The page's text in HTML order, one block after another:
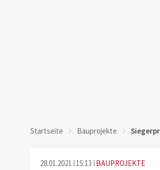
Startseite Bauprojekte
28.01.2021 15:13 BAUPROJEKTE